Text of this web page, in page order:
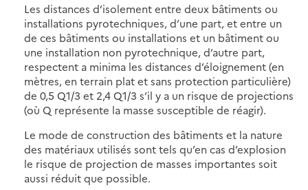
Les distances d’isolement entre deux bâtiments ou
installations pyrotechniques, d’une part, et entre un
de ces bâtiments ou installations et un bâtiment ou
une installation non pyrotechnique, d’autre part,
respectent a minima les distances d’éloignement (en
mètres, en terrain plat et sans protection particulière)
de 0,5 Q1/3 et 2,4 Q1/3 s’il y a un risque de projections
(où Q représente la masse susceptible de réagir).
Le mode de construction des bâtiments et la nature
des matériaux utilisés sont tels qu’en cas d’explosion
le risque de projection de masses importantes soit
aussi réduit que possible.